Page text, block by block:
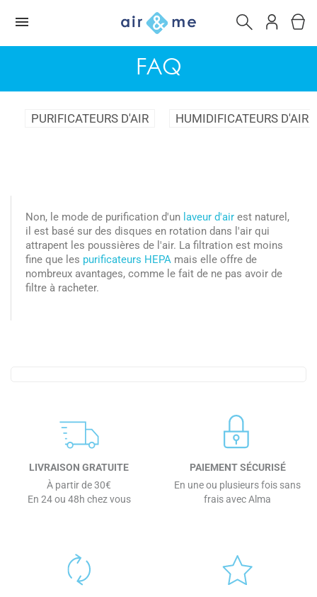
FAQ
PURIFICATEURS D'AIR HUMIDIFICATEURS D'AIR
Non, le mode de purification d'un laveur d'air est naturel,
il est basé sur des disques en rotation dans l'air qui
attrapent les poussières de l'air. La filtration est moins
fine que les purificateurs HEPA mais elle offre de
nombreux avantages, comme le fait de ne pas avoir de
filtre à racheter.
LIVRAISON GRATUITE
À partir de 30€
En 24 ou 48h chez vous
PAIEMENT SÉCURISÉ
En une ou plusieurs fois sans
frais avec Alma